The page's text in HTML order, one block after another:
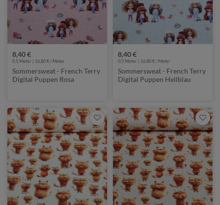
8,40 €
0,5 Meter | 16,80 € / Meter
Sommersweat - French Terry
Digital Puppen Rosa
8,40 €
0,5 Meter | 16,80 € / Meter
Sommersweat - French Terry
Digital Puppen Hellblau